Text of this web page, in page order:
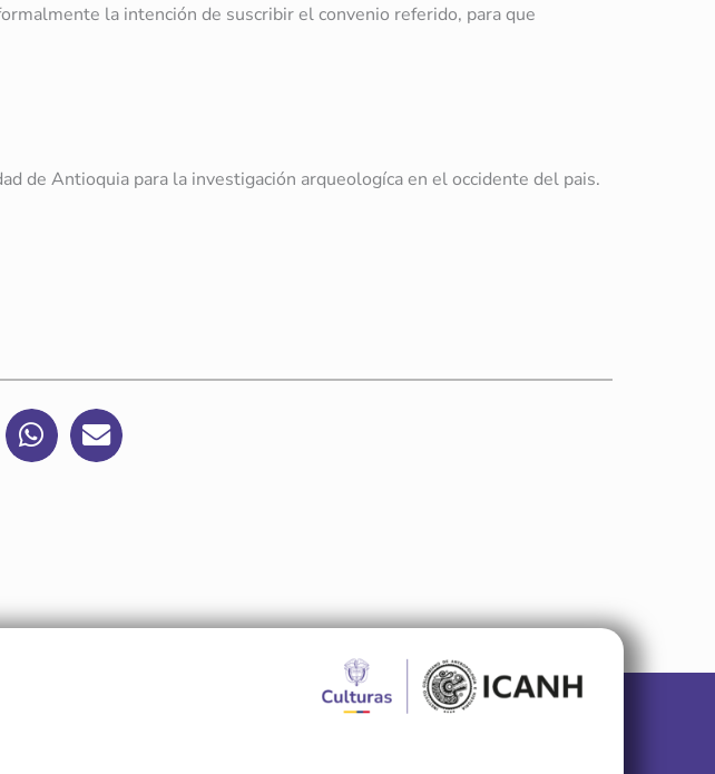
la intención de suscribir el convenio referido, para que
de Antioquia para la investigación arqueologíca en el occidente del pais.